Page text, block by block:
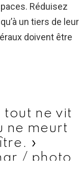
Réduisez
un tiers de leur
doivent être
tout ne vit
ne meurt
»
/ photo